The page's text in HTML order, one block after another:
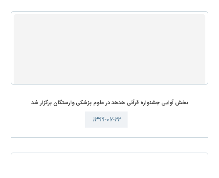
بخش آوایی جشنواره قرآنی هدهد در علوم پزشکی وارستگان برگزار شد
۱۳۹۹-۰۷-۲۲